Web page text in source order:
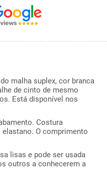
malha suplex, cor branca
de cinto de mesmo
Está disponível nos
Costura
O comprimento
lisas e pode ser usada
outros a conhecerem a